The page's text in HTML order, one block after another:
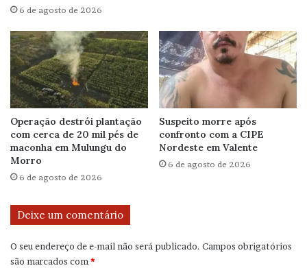
6 de agosto de 2026
Operação destrói plantação
com cerca de 20 mil pés de
maconha em Mulungu do
Morro
6 de agosto de 2026
Suspeito morre após
confronto com a CIPE
Nordeste em Valente
6 de agosto de 2026
Deixe um comentário
O seu endereço de e-mail não será publicado. Campos obrigatórios
são marcados com *